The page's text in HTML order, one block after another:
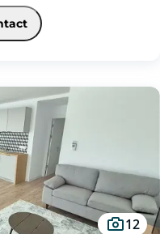
l'étage : 2 chambres de 13 m²
sud-ouest, d'un carport et
piscine pour vos moments de
de tous les espaces verts, de la
12